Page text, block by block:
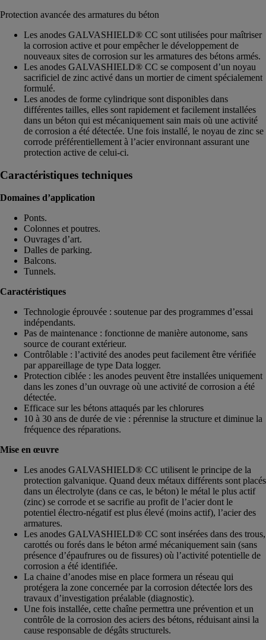
Protection avancée des armatures du béton
Les anodes GALVASHIELD® CC sont utilisées pour maîtriser
la corrosion active et pour empêcher le développement de
nouveaux sites de corrosion sur les armatures des bétons armés.
Les anodes GALVASHIELD® CC se composent d’un noyau
sacrificiel de zinc activé dans un mortier de ciment spécialement
formulé.
Les anodes de forme cylindrique sont disponibles dans
différentes tailles, elles sont rapidement et facilement installées
dans un béton qui est mécaniquement sain mais où une activité
de corrosion a été détectée. Une fois installé, le noyau de zinc se
corrode préférentiellement à l’acier environnant assurant une
protection active de celui-ci.
Caractéristiques techniques
Domaines d’application
Ponts.
Colonnes et poutres.
Ouvrages d’art.
Dalles de parking.
Balcons.
Tunnels.
Caractéristiques
Technologie éprouvée : soutenue par des programmes d’essai
indépendants.
Pas de maintenance : fonctionne de manière autonome, sans
source de courant extérieur.
Contrôlable : l’activité des anodes peut facilement être vérifiée
par appareillage de type Data logger.
Protection ciblée : les anodes peuvent être installées uniquement
dans les zones d’un ouvrage où une activité de corrosion a été
détectée.
Efficace sur les bétons attaqués par les chlorures
10 à 30 ans de durée de vie : pérennise la structure et diminue la
fréquence des réparations.
Mise en œuvre
Les anodes GALVASHIELD® CC utilisent le principe de la
protection galvanique. Quand deux métaux différents sont placés
dans un électrolyte (dans ce cas, le béton) le métal le plus actif
(zinc) se corrode et se sacrifie au profit de l’acier dont le
potentiel électro-négatif est plus élevé (moins actif), l’acier des
armatures.
Les anodes GALVASHIELD® CC sont insérées dans des trous,
carottés ou forés dans le béton armé mécaniquement sain (sans
présence d’épaufrures ou de fissures) où l’activité potentielle de
corrosion a été identifiée.
La chaine d’anodes mise en place formera un réseau qui
protégera la zone concernée par la corrosion détectée lors des
travaux d’investigation préalable (diagnostic).
Une fois installée, cette chaîne permettra une prévention et un
contrôle de la corrosion des aciers des bétons, réduisant ainsi la
cause responsable de dégâts structurels.